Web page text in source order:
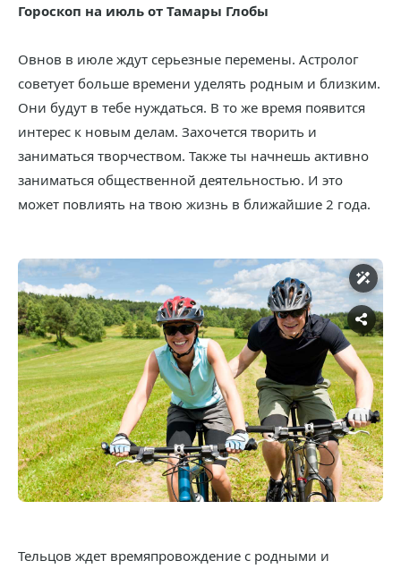
Гороскоп на июль от Тамары Глобы
Овнов в июле ждут серьезные перемены. Астролог
советует больше времени уделять родным и близким.
Они будут в тебе нуждаться. В то же время появится
интерес к новым делам. Захочется творить и
заниматься творчеством. Также ты начнешь активно
заниматься общественной деятельностью. И это
может повлиять на твою жизнь в ближайшие 2 года.
Тельцов ждет времяпровождение с родными и